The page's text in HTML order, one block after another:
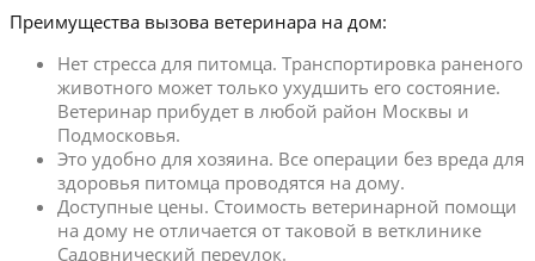
Преимущества вызова ветеринара на дом:
Нет стресса для питомца. Транспортировка раненого
животного может только ухудшить его состояние.
Ветеринар прибудет в любой район Москвы и
Подмосковья.
Это удобно для хозяина. Все операции без вреда для
здоровья питомца проводятся на дому.
Доступные цены. Стоимость ветеринарной помощи
на дому не отличается от таковой в ветклинике
Садовнический переулок.